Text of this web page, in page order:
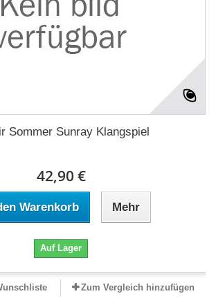
Sommer Sunray Klangspiel
42,90 €
Warenkorb Mehr
Auf Lager
Zum Vergleich hinzufügen